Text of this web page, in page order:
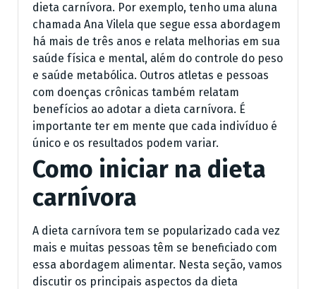
dieta carnívora. Por exemplo, tenho uma aluna
chamada Ana Vilela que segue essa abordagem
há mais de três anos e relata melhorias em sua
saúde física e mental, além do controle do peso
e saúde metabólica. Outros atletas e pessoas
com doenças crônicas também relatam
benefícios ao adotar a dieta carnívora. É
importante ter em mente que cada indivíduo é
único e os resultados podem variar.
Como iniciar na dieta
carnívora
A dieta carnívora tem se popularizado cada vez
mais e muitas pessoas têm se beneficiado com
essa abordagem alimentar. Nesta seção, vamos
discutir os principais aspectos da dieta